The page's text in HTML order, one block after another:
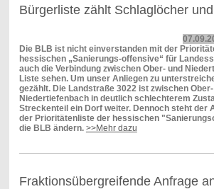
Bürgerliste zählt Schlaglöcher
Die BLB ist nicht einverstanden mit der
hessischen „Sanierungs-offensive“ für
auch die Verbindung zwischen Ober- und
Liste sehen. Um unser Anliegen zu
gezählt. Die Landstraße 3022 ist zwischen
Niedertiefenbach in deutlich schlechterem
Streckenteil ein Dorf weiter. Dennoch steht der
der Prioritätenliste der hessischen
die BLB ändern. >>Mehr dazu
Fraktionsübergreifende Anfrage